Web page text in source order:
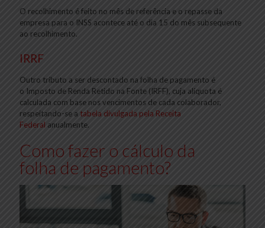
O recolhimento é feito no mês de referência e o repasse da
empresa para o INSS acontece até o dia 15 do mês subsequente
ao recolhimento.
IRRF
Outro tributo a ser descontado na folha de pagamento é
o Imposto de Renda Retido na Fonte (IRFF), cuja alíquota é
calculada com base nos vencimentos de cada colaborador,
respeitando-se a tabela divulgada pela Receita
Federal anualmente.
Como fazer o cálculo da
folha de pagamento?